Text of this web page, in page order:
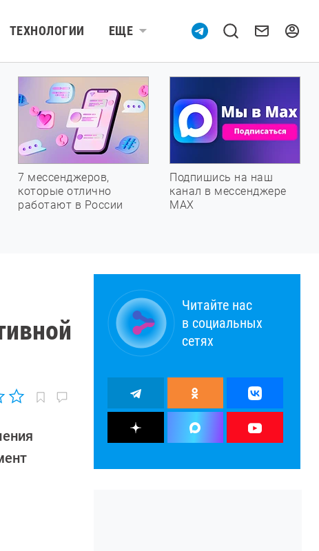
ТЕХНОЛОГИИ ЕЩЕ
7 мессенджеров,
которые отлично
работают в России
Подпишись на наш
канал в мессенджере
МАХ
Читайте нас
в социальных
сетях